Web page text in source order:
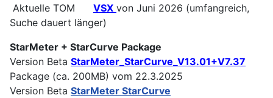
Aktuelle TOM VSX von Juni 2026 (umfangreich,
Suche dauert länger)
StarMeter + StarCurve Package
Version Beta StarMeter_StarCurve_V13.01+V7.37
Package (ca. 200MB) vom 22.3.2025
Version Beta StarMeter StarCurve